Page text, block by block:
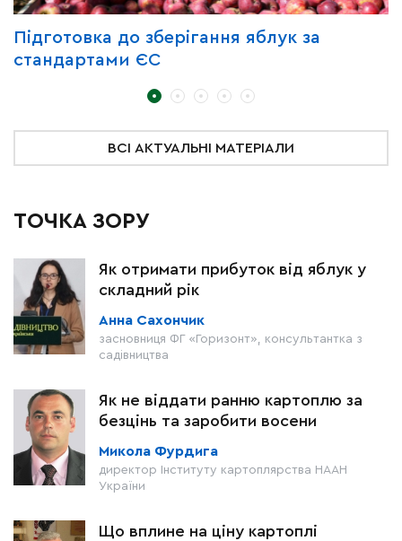
Підготовка до зберігання яблук за
стандартами ЄС
ВСІ АКТУАЛЬНІ МАТЕРІАЛИ
ТОЧКА ЗОРУ
Як отримати прибуток від яблук у
складний рік
Анна Сахончик
засновниця ФГ «Горизонт», консультантка з
садівництва
Як не віддати ранню картоплю за
безцінь та заробити восени
Микола Фурдига
директор Інституту картоплярства НААН
України
Що вплине на ціну картоплі